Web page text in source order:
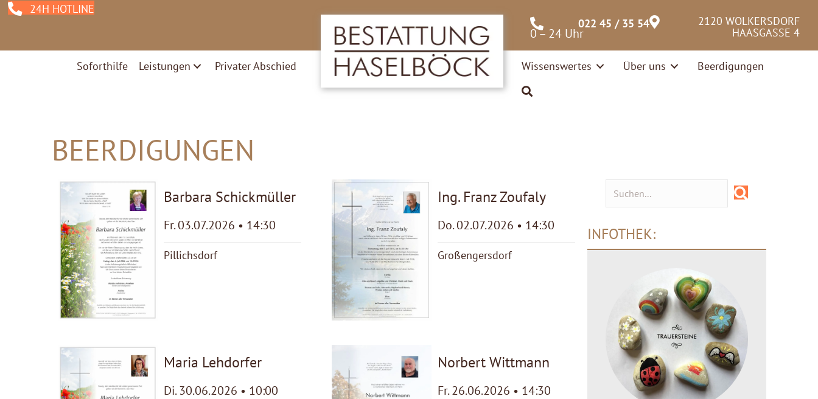
022 45 / 35 54
0 – 24 Uhr
2120 WOLKERSDORF
HAASGASSE 4
Soforthilfe Leistungen Privater Abschied Wissenswertes Über uns Beerdigungen
24H HOTLINE
BEERDIGUNGEN
Barbara Schickmüller
Fr. 03.07.2026 • 14:30
Pillichsdorf
Ing. Franz Zoufaly
Do. 02.07.2026 • 14:30
Großengersdorf
Maria Lehdorfer
Di. 30.06.2026 • 10:00
Norbert Wittmann
Fr. 26.06.2026 • 14:30
INFOTHEK: